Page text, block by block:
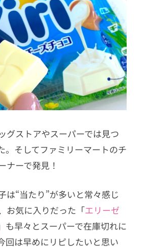
グストアやスーパーでは見つ
。そしてファミリーマートのチ
ナーで発見！
は“当たり”が多いと常々感じ
お気に入りだった「エリーゼ
も早々とスーパーで在庫切れに
回は早めにリピしたいと思い